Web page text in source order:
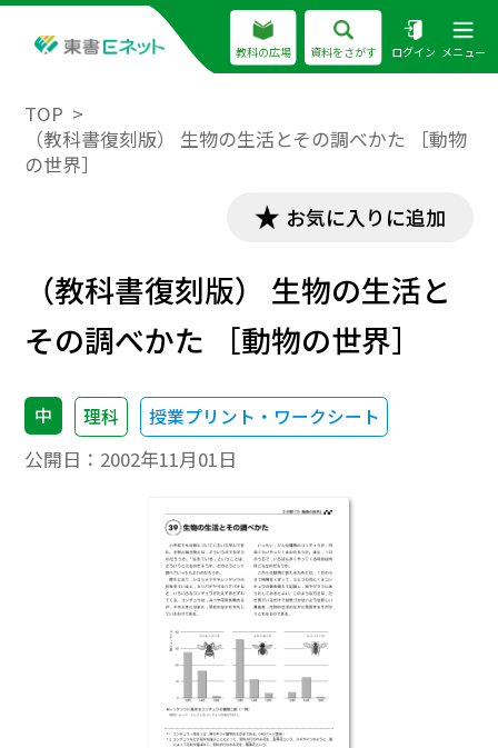
教科の広場 資料をさがす ログイン メニュー
TOP
（教科書復刻版） 生物の生活とその調べかた ［動物
の世界］
お気に入りに追加
（教科書復刻版） 生物の生活と
その調べかた ［動物の世界］
中 理科 授業プリント・ワークシート
公開日： 2002年11月01日